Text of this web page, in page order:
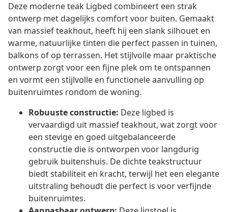
Deze moderne teak Ligbed combineert een strak
ontwerp met dagelijks comfort voor buiten. Gemaakt
van massief teakhout, heeft hij een slank silhouet en
warme, natuurlijke tinten die perfect passen in tuinen,
balkons of op terrassen. Het stijlvolle maar praktische
ontwerp zorgt voor een fijne plek om te ontspannen
en vormt een stijlvolle en functionele aanvulling op
buitenruimtes rondom de woning.
Robuuste constructie: Deze ligbed is
vervaardigd uit massief teakhout, wat zorgt voor
een stevige en goed uitgebalanceerde
constructie die is ontworpen voor langdurig
gebruik buitenshuis. De dichte teakstructuur
biedt stabiliteit en kracht, terwijl het een elegante
uitstraling behoudt die perfect is voor verfijnde
buitenruimtes.